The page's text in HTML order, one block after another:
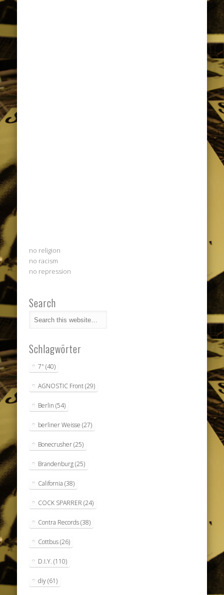
no religion
no racism
no repression
Search
Schlagwörter
7" (40)
AGNOSTIC Front(29)
Berlin (54)
berliner Weisse (27)
Bonecrusher(25)
Brandenburg(25)
California (38)
COCK SPARRER (24)
Contra Records(38)
Cottbus(26)
D.I.Y. (110)
diy(61)